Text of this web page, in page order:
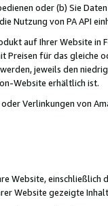
oder (b) Sie
Nutzung von PA API
auf Ihrer Website
Preisen für das
jeweils den
Website erhältlich ist.
Verlinkungen von
Website,
Website gezeigte